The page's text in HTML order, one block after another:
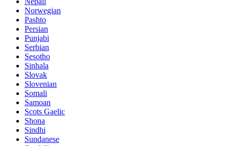
Norwegian
Pashto
Persian
Punjabi
Serbian
Sesotho
Sinhala
Slovak
Slovenian
Somali
Samoan
Scots Gaelic
Shona
Sindhi
Sundanese